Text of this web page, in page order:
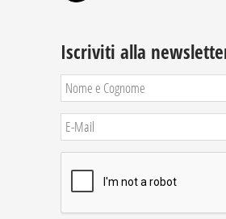
Iscriviti alla